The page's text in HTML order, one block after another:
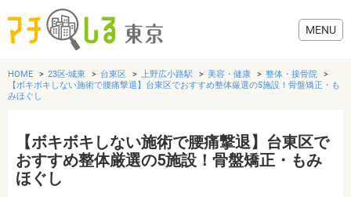
グルメ
美容・健康
HOME 23区-城東 台東区 上野広小路駅 美容・健康
整体・接骨院
【ボキボキしない施術で腰痛撃退】台東区でおすすめ整体厳選の5施設！骨盤矯正・も
みほぐし
【ボキボキしない施術で腰痛撃退】台東区で
おすすめ整体厳選の5施設！骨盤矯正・もみ
ほぐし